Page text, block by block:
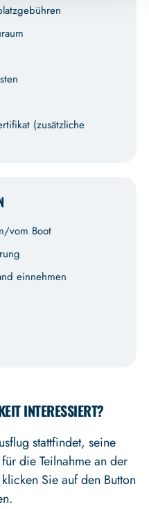
(zusätzliche
vom Boot
einnehmen
INTERESSIERT?
stattfindet, seine
die Teilnahme an der
Sie auf den Button